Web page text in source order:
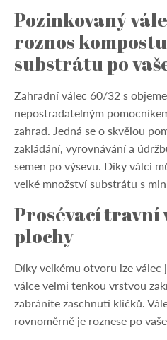
Pozinkovaný
roznos
substrátu po
Zahradní válec 60/32 s
nepostradatelným
zahrad. Jedná se o skvělou
zakládání, vyrovnávání a
semen po výsevu. Díky válci
velké množství substrátu s
Prosévací travní
plochy
Díky velkému otvoru lze
válce velmi tenkou vrstvou
zabráníte zaschnutí klíčků.
rovnoměrně je roznese po